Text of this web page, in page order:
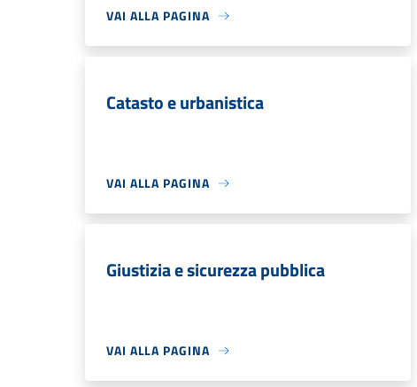
VAI ALLA PAGINA
Catasto e urbanistica
VAI ALLA PAGINA
Giustizia e sicurezza pubblica
VAI ALLA PAGINA